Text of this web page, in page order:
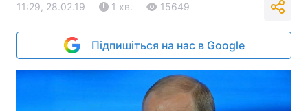
11:29, 28.02.19 1 хв. 15649
Підпишіться на нас в Google